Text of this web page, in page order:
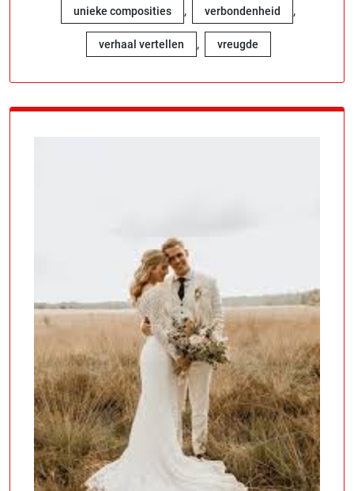
unieke composities , verbondenheid ,
verhaal vertellen , vreugde